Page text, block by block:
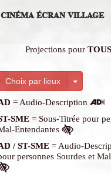
CINÉMA ÉCRAN VILLAGE